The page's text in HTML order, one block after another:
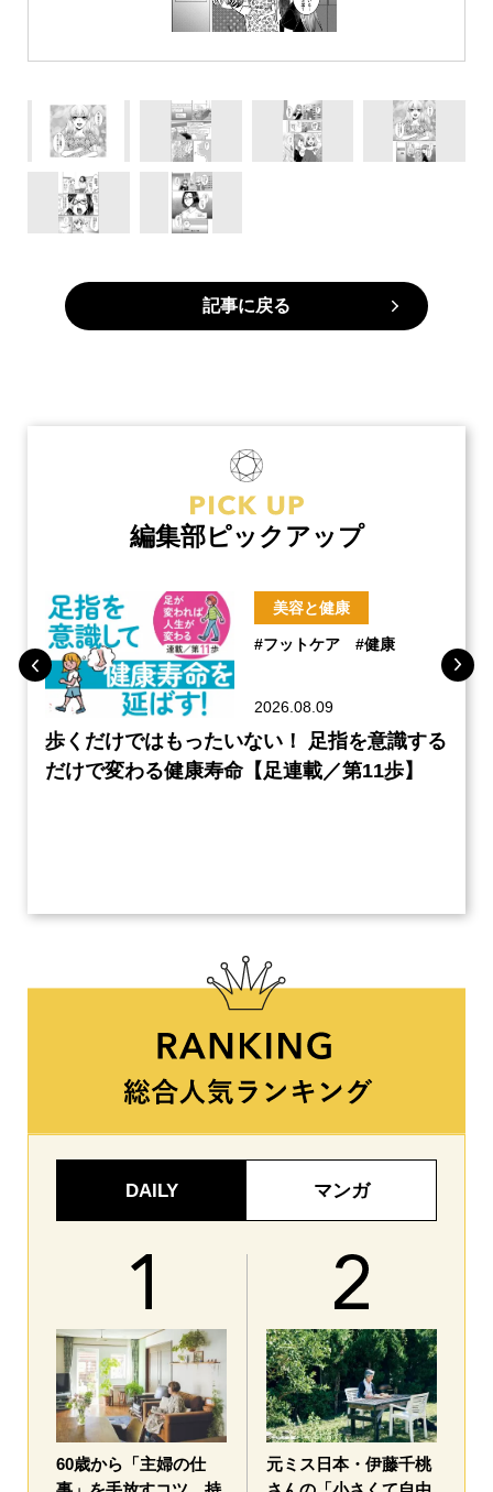
記事に戻る
編集部ピックアップ
美容と健康
#フットケア #健康
2026.08.09
歩くだけではもったいない！ 足指を意識する
だけで変わる健康寿命【足連載／第11歩】
DAILY マンガ
60歳から「主婦の仕
元ミス日本・伊藤千桃